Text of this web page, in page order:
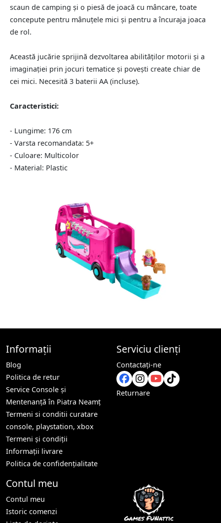
scaun de camping și o piesă de joacă cu mâncare, toate
concepute pentru mânuțele mici și pentru a încuraja joaca
de rol.
Această jucărie sprijină dezvoltarea abilităților motorii și a
imaginației prin jocuri tematice și povești create chiar de
cei mici. Necesită 3 baterii AA (incluse).
Caracteristici:
- Lungime: 176 cm
- Varsta recomandata: 5+
- Culoare: Multicolor
- Material: Plastic
Informații
Blog
Politica de retur
Service Console și
Mentenanță în Piatra Neamț
Termeni si conditii curatare
console, playstation, xbox
Termeni și condiții
Informații livrare
Politica de confidențialitate
Serviciu clienți
Contactaţi-ne
Returnare
Contul meu
Contul meu
Istoric comenzi